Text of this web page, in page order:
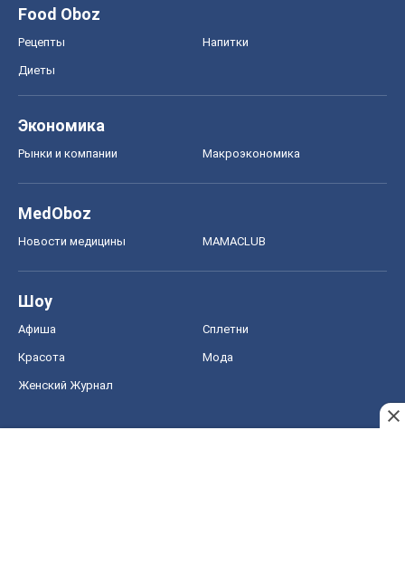
Food Oboz
Рецепты Напитки
Диеты
Экономика
Рынки и компании Mакроэкономика
MedOboz
Новости медицины MAMACLUB
Шоу
Афиша Сплетни
Красота Мода
Женский Журнал